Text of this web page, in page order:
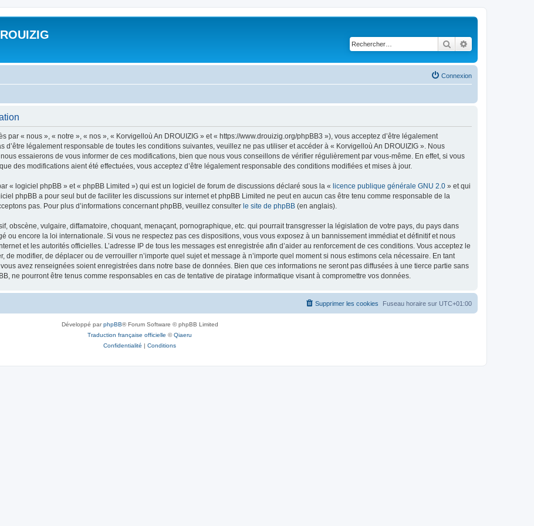
Rechercher
Connexion
par « nous », « notre », « nos », « Korvigelloù An DROUIZIG » et « https://www.drouizig.org/phpBB3 »), vous acceptez d’être légalement
d’être légalement responsable de toutes les conditions suivantes, veuillez ne pas utiliser et accéder à « Korvigelloù An DROUIZIG ». Nous
essaierons de vous informer de ces modifications, bien que nous vous conseillons de vérifier régulièrement par vous-même. En effet, si vous
des modifications aient été effectuées, vous acceptez d’être légalement responsable des conditions modifiées et mises à jour.
« logiciel phpBB » et « phpBB Limited ») qui est un logiciel de forum de discussions déclaré sous la « licence publique générale GNU 2.0 » et qui
phpBB a pour seul but de faciliter les discussions sur internet et phpBB Limited ne peut en aucun cas être tenu comme responsable de la
pas. Pour plus d’informations concernant phpBB, veuillez consulter le site de phpBB (en anglais).
obscène, vulgaire, diffamatoire, choquant, menaçant, pornographique, etc. qui pourrait transgresser la législation de votre pays, du pays dans
ou encore la loi internationale. Si vous ne respectez pas ces dispositions, vous vous exposez à un bannissement immédiat et définitif et nous
et les autorités officielles. L’adresse IP de tous les messages est enregistrée afin d’aider au renforcement de ces conditions. Vous acceptez le
de modifier, de déplacer ou de verrouiller n’importe quel sujet et message à n’importe quel moment si nous estimons cela nécessaire. En tant
avez renseignées soient enregistrées dans notre base de données. Bien que ces informations ne seront pas diffusées à une tierce partie sans
ne pourront être tenus comme responsables en cas de tentative de piratage informatique visant à compromettre vos données.
Fuseau horaire sur UTC+01:00
Supprimer les cookies
Développé parphpBB® Forum Software © phpBB Limited
Traduction française officielle ©Qiaeru
Confidentialité | Conditions